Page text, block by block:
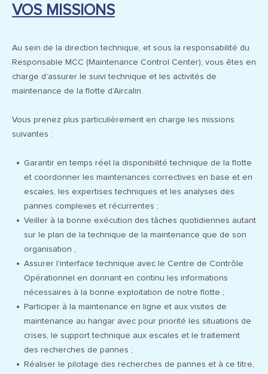
VOS MISSIONS
Au sein de la direction technique, et sous la responsabilité du
Responsable MCC (Maintenance Control Center), vous êtes en
charge d'assurer le suivi technique et les activités de
maintenance de la flotte d’Aircalin.
Vous prenez plus particulièrement en charge les missions
suivantes :
Garantir en temps réel la disponibilité technique de la flotte
et coordonner les maintenances correctives en base et en
escales, les expertises techniques et les analyses des
pannes complexes et récurrentes ;
Veiller à la bonne exécution des tâches quotidiennes autant
sur le plan de la technique de la maintenance que de son
organisation ;
Assurer l'interface technique avec le Centre de Contrôle
Opérationnel en donnant en continu les informations
nécessaires à la bonne exploitation de notre flotte ;
Participer à la maintenance en ligne et aux visites de
maintenance au hangar avec pour priorité les situations de
crises, le support technique aux escales et le traitement
des recherches de pannes ;
Réaliser le pilotage des recherches de pannes et à ce titre,